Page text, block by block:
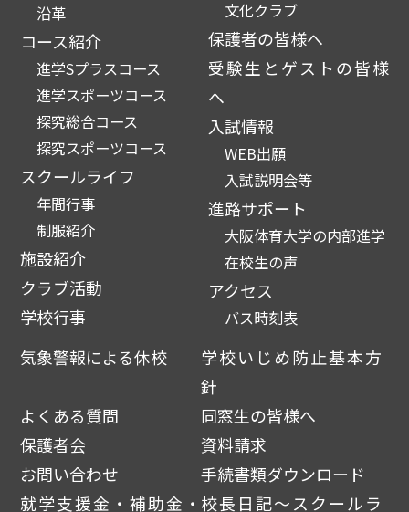
沿革
コース紹介
進学Sプラスコース
進学スポーツコース
探究総合コース
探究スポーツコース
スクールライフ
年間行事
制服紹介
施設紹介
クラブ活動
学校行事
文化クラブ
保護者の皆様へ
受験生とゲストの皆様
へ
入試情報
WEB出願
入試説明会等
進路サポート
大阪体育大学の内部進学
在校生の声
アクセス
バス時刻表
気象警報による休校
学校いじめ防止基本方
針
よくある質問
同窓生の皆様へ
保護者会
資料請求
お問い合わせ
手続書類ダウンロード
就学支援金・補助金・ 校長日記～スクールラ